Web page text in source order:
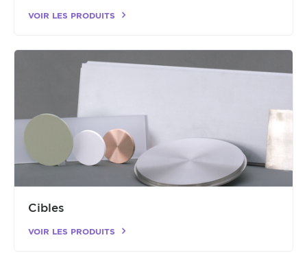
VOIR LES PRODUITS
Cibles
VOIR LES PRODUITS